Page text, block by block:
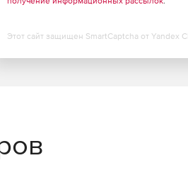
агентов, автономная работа агентов
Этот сайт защищен SmartCaptcha от Yandex